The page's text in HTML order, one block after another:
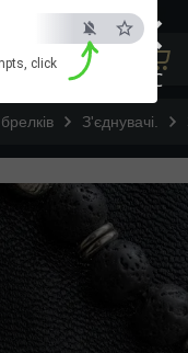
×
ESC
click
З'єднувачі.